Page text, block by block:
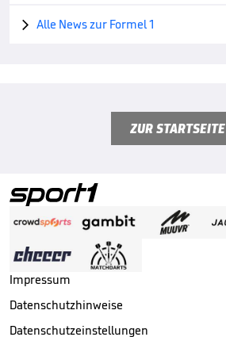
 Alle News zur Formel 1
ZUR STARTSEITE
Impressum
Datenschutzhinweise
Datenschutzeinstellungen